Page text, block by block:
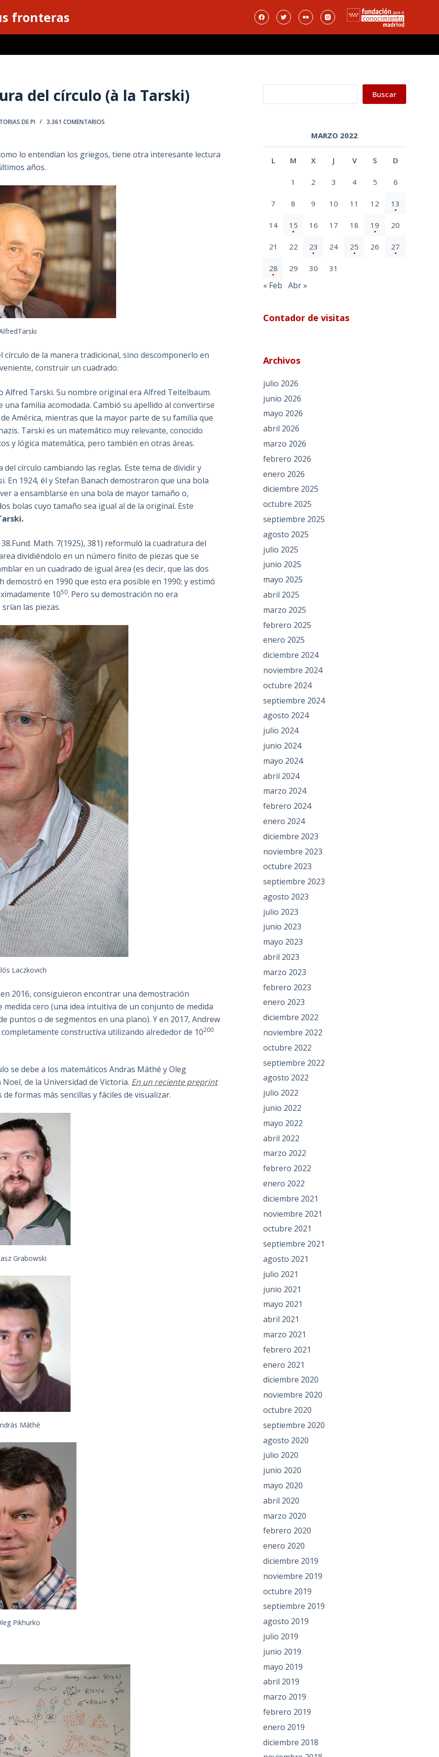
fronteras
del círculo (à la Tarski)
DE PI 3.361 COMENTARIOS
lo entendían los griegos, tiene otra interesante lectura
años.
de la manera tradicional, sino descomponerlo en
construir un cuadrado.
Alfred Tarski. Su nombre original era Alfred Teitelbaum.
familia acomodada. Cambió su apellido al convertirse
América, mientras que la mayor parte de su familia que
Tarski es un matemático muy relevante, conocido
y lógica matemática, pero también en otras áreas.
círculo cambiando las reglas. Este tema de dividir y
1924, él y Stefan Banach demostraron que una bola
a ensamblarse en una bola de mayor tamaño o,
bolas cuyo tamaño sea igual al de la original. Este
Math. 7(1925), 381) reformuló la cuadratura del
dividiéndolo en un número finito de piezas que se
en un cuadrado de igual área (es decir, que las dos
en 1990 que esto era posible en 1990; y estimó
1050. Pero su demostración no era
las piezas.
Laczkovich
2016, consiguieron encontrar una demostración
cero (una idea intuitiva de un conjunto de medida
puntos o de segmentos en una plano). Y en 2017, Andrew
constructiva utilizando alrededor de 10200
se debe a los matemáticos Andras Máthé y Oleg
de la Universidad de Victoria. En un reciente preprint
formas más sencillas y fáciles de visualizar.
Grabowski
Máthé
Pikhurko
Buscar
MARZO 2022
L M X J V S D
1 2 3 4 5 6
7 8 9 10 11 12 13
14 15 16 17 18 19 20
21 22 23 24 25 26 27
28 29 30 31
« Feb Abr »
Contador de visitas
Archivos
julio 2026
junio 2026
mayo 2026
abril 2026
marzo 2026
febrero 2026
enero 2026
diciembre 2025
octubre 2025
septiembre 2025
agosto 2025
julio 2025
junio 2025
mayo 2025
abril 2025
marzo 2025
febrero 2025
enero 2025
diciembre 2024
noviembre 2024
octubre 2024
septiembre 2024
agosto 2024
julio 2024
junio 2024
mayo 2024
abril 2024
marzo 2024
febrero 2024
enero 2024
diciembre 2023
noviembre 2023
octubre 2023
septiembre 2023
agosto 2023
julio 2023
junio 2023
mayo 2023
abril 2023
marzo 2023
febrero 2023
enero 2023
diciembre 2022
noviembre 2022
octubre 2022
septiembre 2022
agosto 2022
julio 2022
junio 2022
mayo 2022
abril 2022
marzo 2022
febrero 2022
enero 2022
diciembre 2021
noviembre 2021
octubre 2021
septiembre 2021
agosto 2021
julio 2021
junio 2021
mayo 2021
abril 2021
marzo 2021
febrero 2021
enero 2021
diciembre 2020
noviembre 2020
octubre 2020
septiembre 2020
agosto 2020
julio 2020
junio 2020
mayo 2020
abril 2020
marzo 2020
febrero 2020
enero 2020
diciembre 2019
noviembre 2019
octubre 2019
septiembre 2019
agosto 2019
julio 2019
junio 2019
mayo 2019
abril 2019
marzo 2019
febrero 2019
enero 2019
diciembre 2018